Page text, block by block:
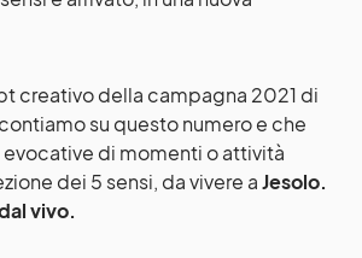
creativo della campagna 2021 di
su questo numero e che
di momenti o attività
dei 5 sensi, da vivere aJesolo.
vivo.